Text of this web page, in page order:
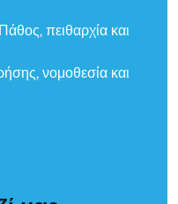
πειθαρχία και
νομοθεσία και